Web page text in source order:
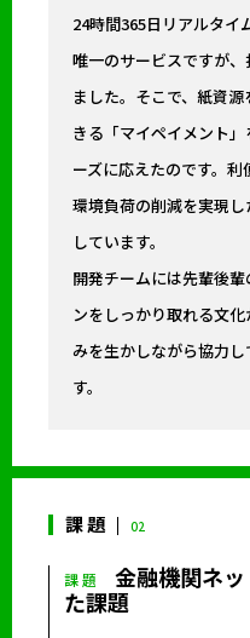
24時間365日リアルタイ
唯一のサービスですが
ました。そこで、紙資
きる「マイペイメント
ーズに応えたのです。
環境負荷の削減を実現
しています。
開発チームには先輩後
ンをしっかり取れる文
みを生かしながら協力
す。
課 題 02
課 題
金融機関ネ
た課題